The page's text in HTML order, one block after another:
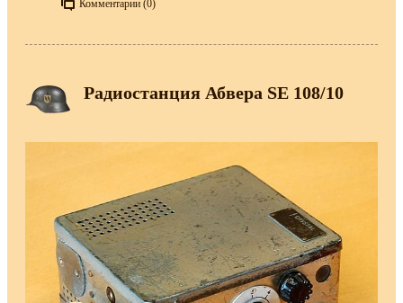
Комментарии (0)
Радиостанция Абвера SE 108/10